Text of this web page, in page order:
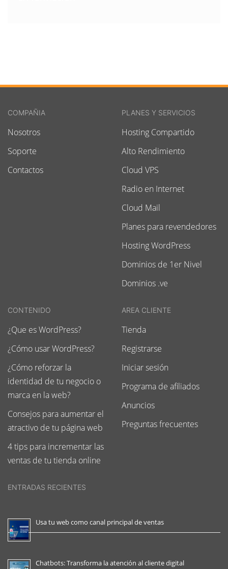
COMPAÑIA
Nosotros
Soporte
Contactos
PLANES Y SERVICIOS
Hosting Compartido
Alto Rendimiento
Cloud VPS
Radio en Internet
Cloud Mail
Planes para revendedores
Hosting WordPress
Dominios de 1er Nivel
Dominios .ve
CONTENIDO
¿Que es WordPress?
¿Cómo usar WordPress?
¿Cómo reforzar la
identidad de tu negocio o
marca en la web?
Consejos para aumentar el
atractivo de tu página web
4 tips para incrementar las
ventas de tu tienda online
AREA CLIENTE
Tienda
Registrarse
Iniciar sesión
Programa de afiliados
Anuncios
Preguntas frecuentes
ENTRADAS RECIENTES
Usa tu web como canal principal de ventas
Chatbots: Transforma la atención al cliente digital